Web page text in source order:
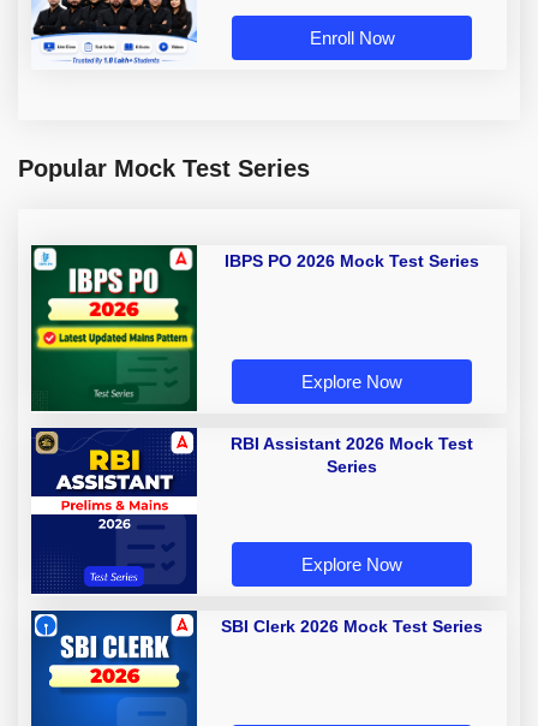
Enroll Now
Popular Mock Test Series
IBPS PO 2026 Mock Test Series
Explore Now
RBI Assistant 2026 Mock Test
Series
Explore Now
SBI Clerk 2026 Mock Test Series